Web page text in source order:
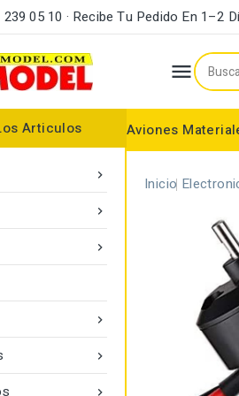
05 10 · Recibe Tu Pedido En 1–2

Aviones
Articulos






Inicio